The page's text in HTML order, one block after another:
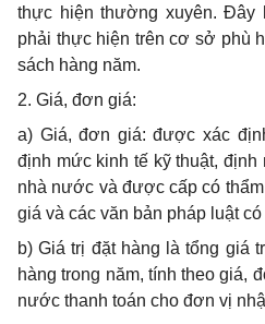
thực hiện thường xuyên. Đây
phải thực hiện trên cơ sở phù
sách hàng năm.
2. Giá, đơn giá:
a) Giá, đơn giá: được xác
định mức kinh tế kỹ thuật,
nhà nước và được cấp có
giá và các văn bản pháp luật
b) Giá trị đặt hàng là tổng giá
hàng trong năm, tính theo giá,
nước thanh toán cho đơn vị